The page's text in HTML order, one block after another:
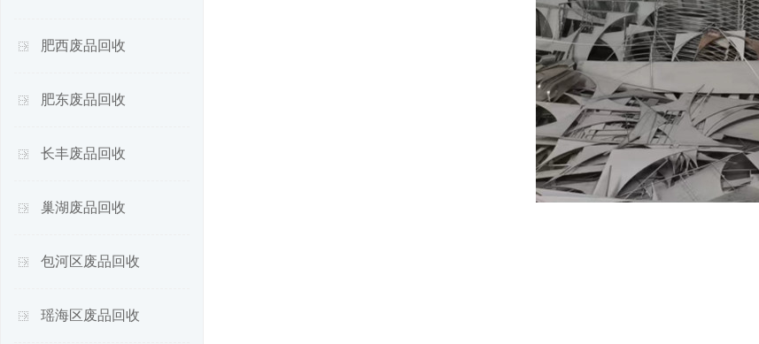
肥西废品回收
肥东废品回收
长丰废品回收
巢湖废品回收
包河区废品回收
瑶海区废品回收